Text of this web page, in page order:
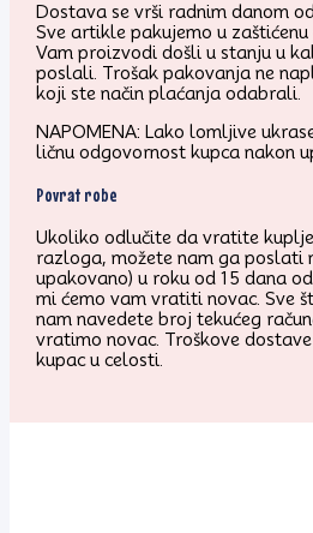
Dostava se vrši radnim danom
Sve artikle pakujemo u
Vam proizvodi došli u stanju u
poslali. Trošak pakovanja ne
koji ste način plaćanja odabrali.
NAPOMENA: Lako lomljive
ličnu odgovornost kupca nakon
Povrat robe
Ukoliko odlučite da vratite
razloga, možete nam ga poslati
upakovano) u roku od 15 dana
mi ćemo vam vratiti novac. Sve
nam navedete broj tekućeg
vratimo novac. Troškove
kupac u celosti.